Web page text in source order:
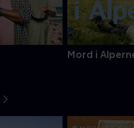
Mord i